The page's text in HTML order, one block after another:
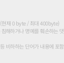
현재 0 byte / 최대 400byte)
해하거나 명예를 훼손하는
비하하는 단어가 내용에 포